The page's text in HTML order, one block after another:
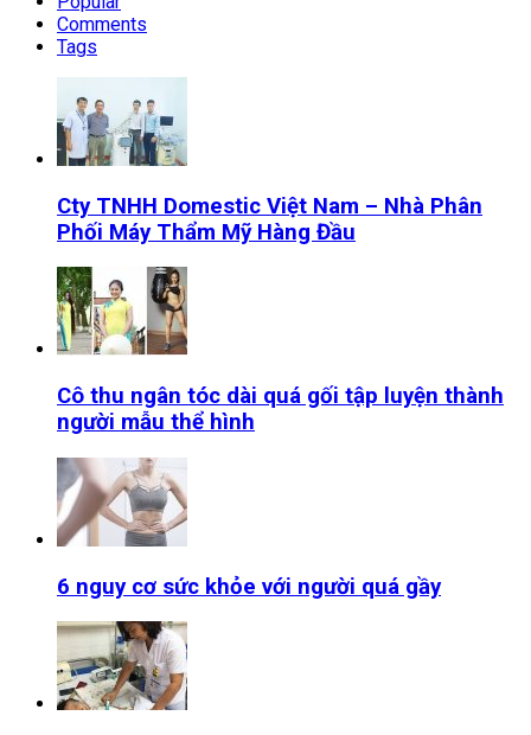
Comments
Tags
Cty TNHH Domestic Việt Nam – Nhà Phân
Phối Máy Thẩm Mỹ Hàng Đầu
Cô thu ngân tóc dài quá gối tập luyện thành
người mẫu thể hình
6 nguy cơ sức khỏe với người quá gầy